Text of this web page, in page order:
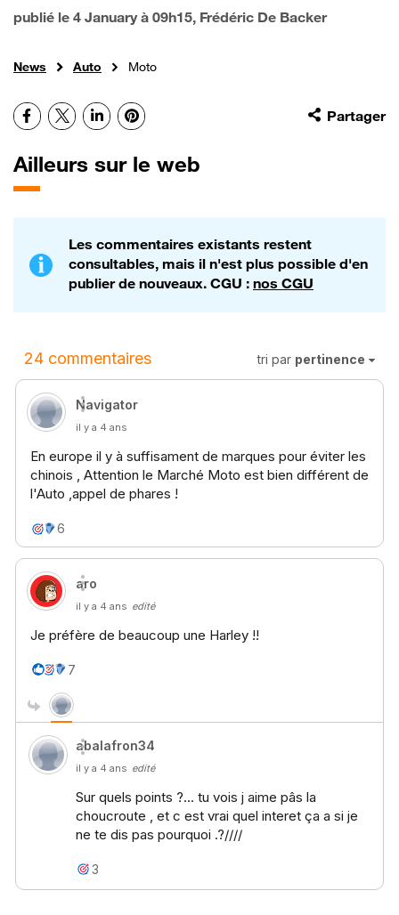
publié le 4 January à 09h15, Frédéric De Backer
News Auto Moto
Partager
Facebook
X LinkedInPinterest
Ailleurs sur le web
Les commentaires existants restent
consultables, mais il n'est plus possible d'en
publier de nouveaux. CGU : nos CGU